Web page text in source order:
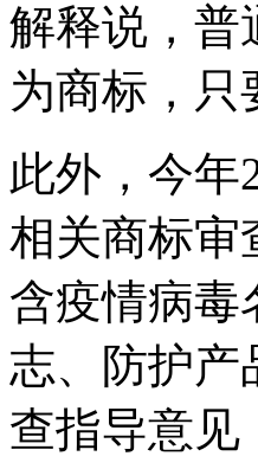
解释说，普
为商标，只
此外，今年
相关商标审
含疫情病毒
志、防护产
查指导意见